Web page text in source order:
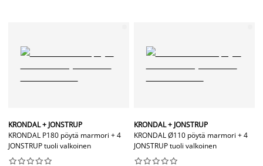
KRONDAL + JONSTRUP
KRONDAL P180 pöytä marmori + 4
JONSTRUP tuoli valkoinen






KRONDAL + JONSTRUP
KRONDAL Ø110 pöytä marmori + 4
JONSTRUP tuoli valkoinen





